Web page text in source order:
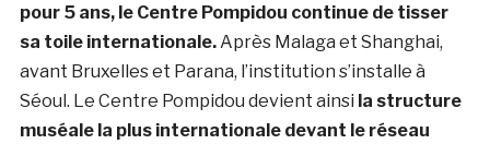
pour 5 ans, le Centre Pompidou continue de tisser
sa toile internationale.Après Malaga et Shanghai,
avant Bruxelles et Parana, l’institution s’installe à
Séoul. Le Centre Pompidou devient ainsi la structure
muséale la plus internationale devant le réseau